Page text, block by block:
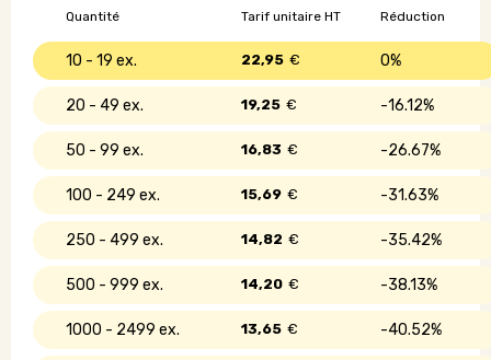
Quantité Réduction
Tarif unitaire HT
10 - 19 0%
22,95 €
20 - 49 16.12%
19,25 €
50 - 99 26.67%
16,83 €
100 - 249 31.63%
15,69 €
250 - 499 35.42%
14,82 €
500 - 999 38.13%
14,20 €
1000 - 2499 40.52%
13,65 €